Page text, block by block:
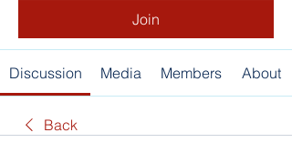
Join
Discussion Media Members About
Back